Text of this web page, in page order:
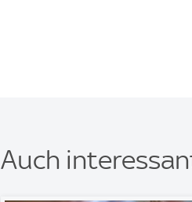
Auch